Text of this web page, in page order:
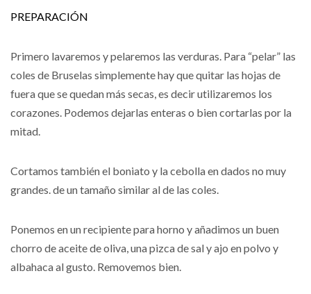
PREPARACIÓN
Primero lavaremos y pelaremos las verduras. Para “pelar” las
coles de Bruselas simplemente hay que quitar las hojas de
fuera que se quedan más secas, es decir utilizaremos los
corazones. Podemos dejarlas enteras o bien cortarlas por la
mitad.
Cortamos también el boniato y la cebolla en dados no muy
grandes. de un tamaño similar al de las coles.
Ponemos en unrecipiente para horno y añadimos un buen
chorro de aceite de oliva, una pizca de sal y ajo en polvo y
albahaca al gusto. Removemos bien.